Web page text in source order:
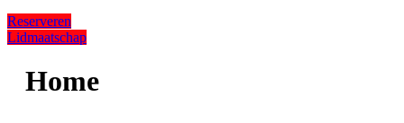
Reserveren
Lidmaatschap
Home